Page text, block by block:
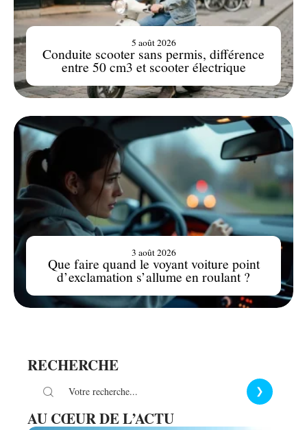
Conduite scooter sans permis, différence
entre 50 cm3 et scooter électrique
5 août 2026
Que faire quand le voyant voiture point
d’exclamation s’allume en roulant ?
3 août 2026
RECHERCHE
AU CŒUR DE L’ACTU